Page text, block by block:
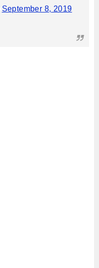
September 8, 2019